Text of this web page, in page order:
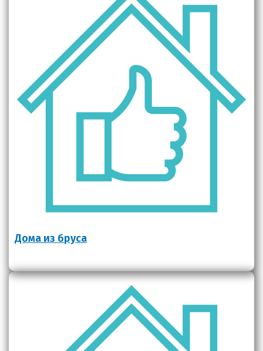
Дома из бруса